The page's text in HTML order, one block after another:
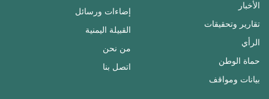
الأخبار
تقارير وتحقيقات
الرأي
حماة الوطن
بيانات ومواقف
إضاءات ورسائل
القبيلة اليمنية
من نحن
اتصل بنا